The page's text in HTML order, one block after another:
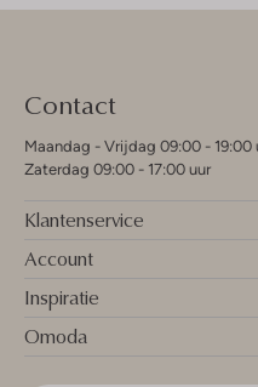
Contact
Maandag - Vrijdag 09:00 - 19:00
Zaterdag 09:00 - 17:00 uur
Klantenservice
Account
Inspiratie
Omoda